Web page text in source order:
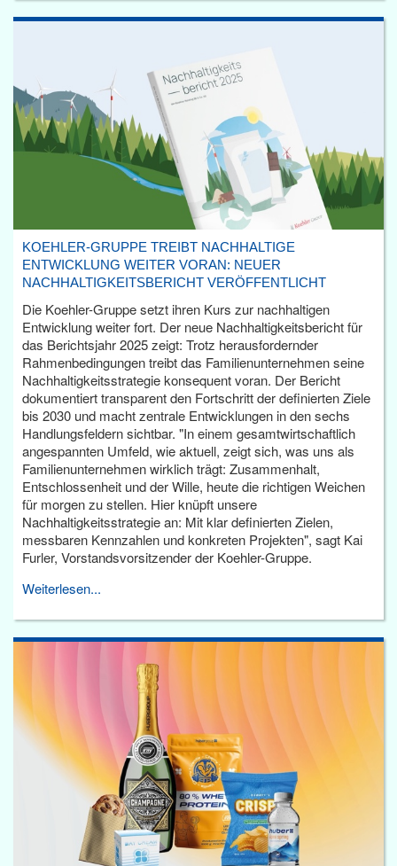
KOEHLER-GRUPPE TREIBT NACHHALTIGE
ENTWICKLUNG WEITER VORAN: NEUER
NACHHALTIGKEITSBERICHT VERÖFFENTLICHT
Die Koehler-Gruppe setzt ihren Kurs zur nachhaltigen
Entwicklung weiter fort. Der neue Nachhaltigkeitsbericht für
das Berichtsjahr 2025 zeigt: Trotz herausfordernder
Rahmenbedingungen treibt das Familienunternehmen seine
Nachhaltigkeitsstrategie konsequent voran. Der Bericht
dokumentiert transparent den Fortschritt der definierten Ziele
bis 2030 und macht zentrale Entwicklungen in den sechs
Handlungsfeldern sichtbar. "In einem gesamtwirtschaftlich
angespannten Umfeld, wie aktuell, zeigt sich, was uns als
Familienunternehmen wirklich trägt: Zusammenhalt,
Entschlossenheit und der Wille, heute die richtigen Weichen
für morgen zu stellen. Hier knüpft unsere
Nachhaltigkeitsstrategie an: Mit klar definierten Zielen,
messbaren Kennzahlen und konkreten Projekten", sagt Kai
Furler, Vorstandsvorsitzender der Koehler-Gruppe.
Weiterlesen...